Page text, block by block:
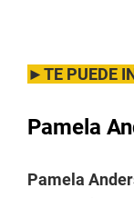
►TE PUEDE
Pamela
Pamela